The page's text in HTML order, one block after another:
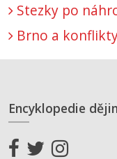
Stezky po
Brno a
Encyklopedie